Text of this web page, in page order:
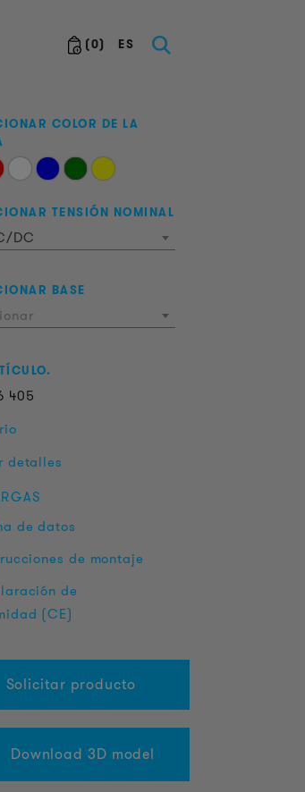
(0) ES
COLOR DE LA
TENSIÓN NOMINAL
DC
BASE
405
detalles
de datos
de montaje
de
(CE)
Solicitar producto
Download 3D model